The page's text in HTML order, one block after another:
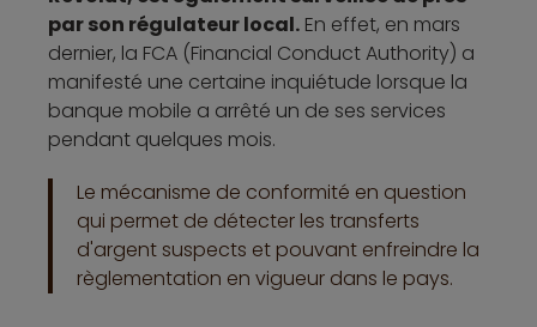
par son régulateur local. En effet, en mars
dernier, la FCA (Financial Conduct Authority) a
manifesté une certaine inquiétude lorsque la
banque mobile a arrêté un de ses services
pendant quelques mois.
Le mécanisme de conformité en question
qui permet de détecter les transferts
d'argent suspects et pouvant enfreindre la
règlementation en vigueur dans le pays.